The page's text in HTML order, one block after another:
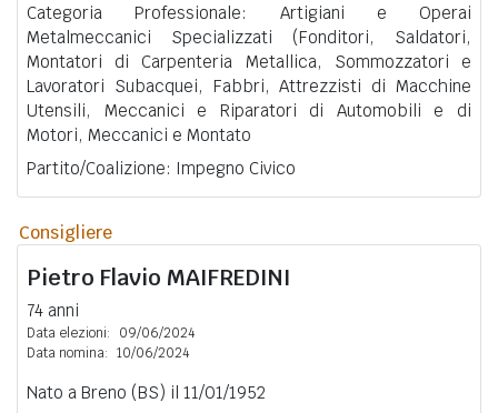
Categoria Professionale: Artigiani e Operai
Metalmeccanici Specializzati (Fonditori, Saldatori,
Montatori di Carpenteria Metallica, Sommozzatori e
Lavoratori Subacquei, Fabbri, Attrezzisti di Macchine
Utensili, Meccanici e Riparatori di Automobili e di
Motori, Meccanici e Montato
Partito/Coalizione: Impegno Civico
Consigliere
Pietro Flavio MAIFREDINI
74 anni
Data elezioni:
09/06/2024
Data nomina: 10/06/2024
Nato a Breno (BS) il 11/01/1952